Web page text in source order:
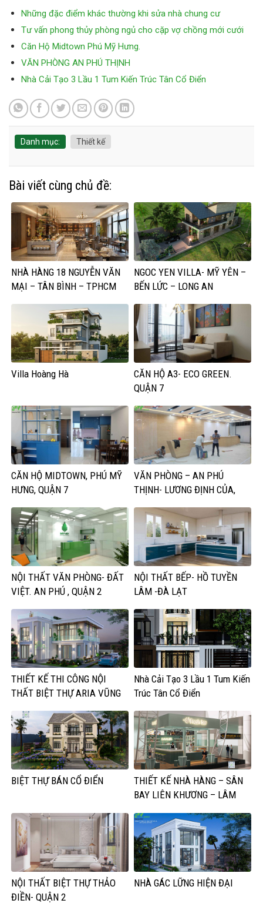
Những đặc điểm khác thường khi sửa nhà chung cư
Tư vấn phong thủy phòng ngủ cho cặp vợ chồng mới cưới
Căn Hộ Midtown Phú Mỹ Hưng.
VĂN PHÒNG AN PHÚ THỊNH
Nhà Cải Tạo 3 Lầu 1 Tum Kiến Trúc Tân Cổ Điển
Danh mục: Thiết kế
Bài viết cùng chủ đề:
NHÀ HÀNG 18 NGUYỄN VĂN
MẠI – TÂN BÌNH – TPHCM
NGOC YEN VILLA- MỸ YÊN –
BẾN LỨC – LONG AN
Villa Hoàng Hà
CĂN HỘ A3- ECO GREEN.
QUẬN 7
CĂN HỘ MIDTOWN, PHÚ MỸ
HƯNG, QUẬN 7
VĂN PHÒNG – AN PHÚ
THỊNH- LƯƠNG ĐỊNH CỦA,
NỘI THẤT VĂN PHÒNG- ĐẤT
VIỆT. AN PHÚ , QUẬN 2
NỘI THẤT BẾP- HỒ TUYỀN
LÂM -ĐÀ LẠT
THIẾT KẾ THI CÔNG NỘI
THẤT BIỆT THỰ ARIA VŨNG
Nhà Cải Tạo 3 Lầu 1 Tum Kiến
Trúc Tân Cổ Điển
BIỆT THỰ BÁN CỔ ĐIỂN
THIẾT KẾ NHÀ HÀNG – SÂN
BAY LIÊN KHƯƠNG – LÂM
NỘI THẤT BIỆT THỰ THẢO
ĐIỀN- QUẬN 2
NHÀ GÁC LỮNG HIỆN ĐẠI